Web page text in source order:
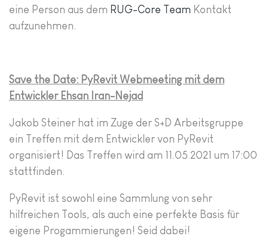
eine Person aus dem RUG-Core Team Kontakt
aufzunehmen.
Save the Date: PyRevit Webmeeting mit dem
Entwickler Ehsan Iran-Nejad
Jakob Steiner hat im Zuge der S+D Arbeitsgruppe
ein Treffen mit dem Entwickler von PyRevit
organisiert! Das Treffen wird am 11.05.2021 um 17:00
stattfinden.
PyRevit ist sowohl eine Sammlung von sehr
hilfreichen Tools, als auch eine perfekte Basis für
eigene Progammierungen! Seid dabei!